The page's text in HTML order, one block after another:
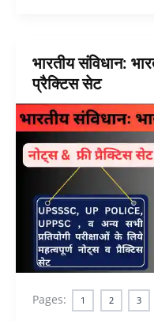
भारतीय संविधान:
प्रैक्टिस सेट
Pages: 1 2 3